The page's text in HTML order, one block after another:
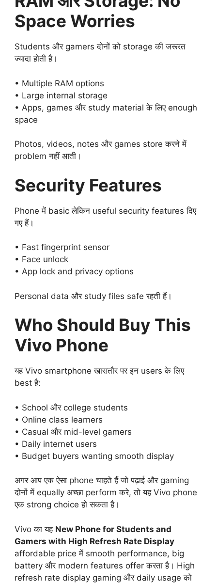
Space Worries
Students और gamers दोनों को storage की जरूरत
ज्यादा होती है।
• Multiple RAM options
• Large internal storage
• Apps, games और study material के लिए enough
space
Photos, videos, notes और games store करने में
problem नहीं आती।
Security Features
Phone में basic लेकिन useful security features दिए
गए हैं।
• Fast fingerprint sensor
• Face unlock
• App lock and privacy options
Personal data और study files safe रहती हैं।
Who Should Buy This
Vivo Phone
यह Vivo smartphone खासतौर पर इन users के लिए
best है:
• School और college students
• Online class learners
• Casual और mid-level gamers
• Daily internet users
• Budget buyers wanting smooth display
अगर आप एक ऐसा phone चाहते हैं जो पढ़ाई और gaming
दोनों में equally अच्छा perform करे, तो यह Vivo phone
एक strong choice हो सकता है।
Vivo का यह New Phone for Students and
Gamers with High Refresh Rate Display
affordable price में smooth performance, big
battery और modern features offer करता है। High
refresh rate display gaming और daily usage को